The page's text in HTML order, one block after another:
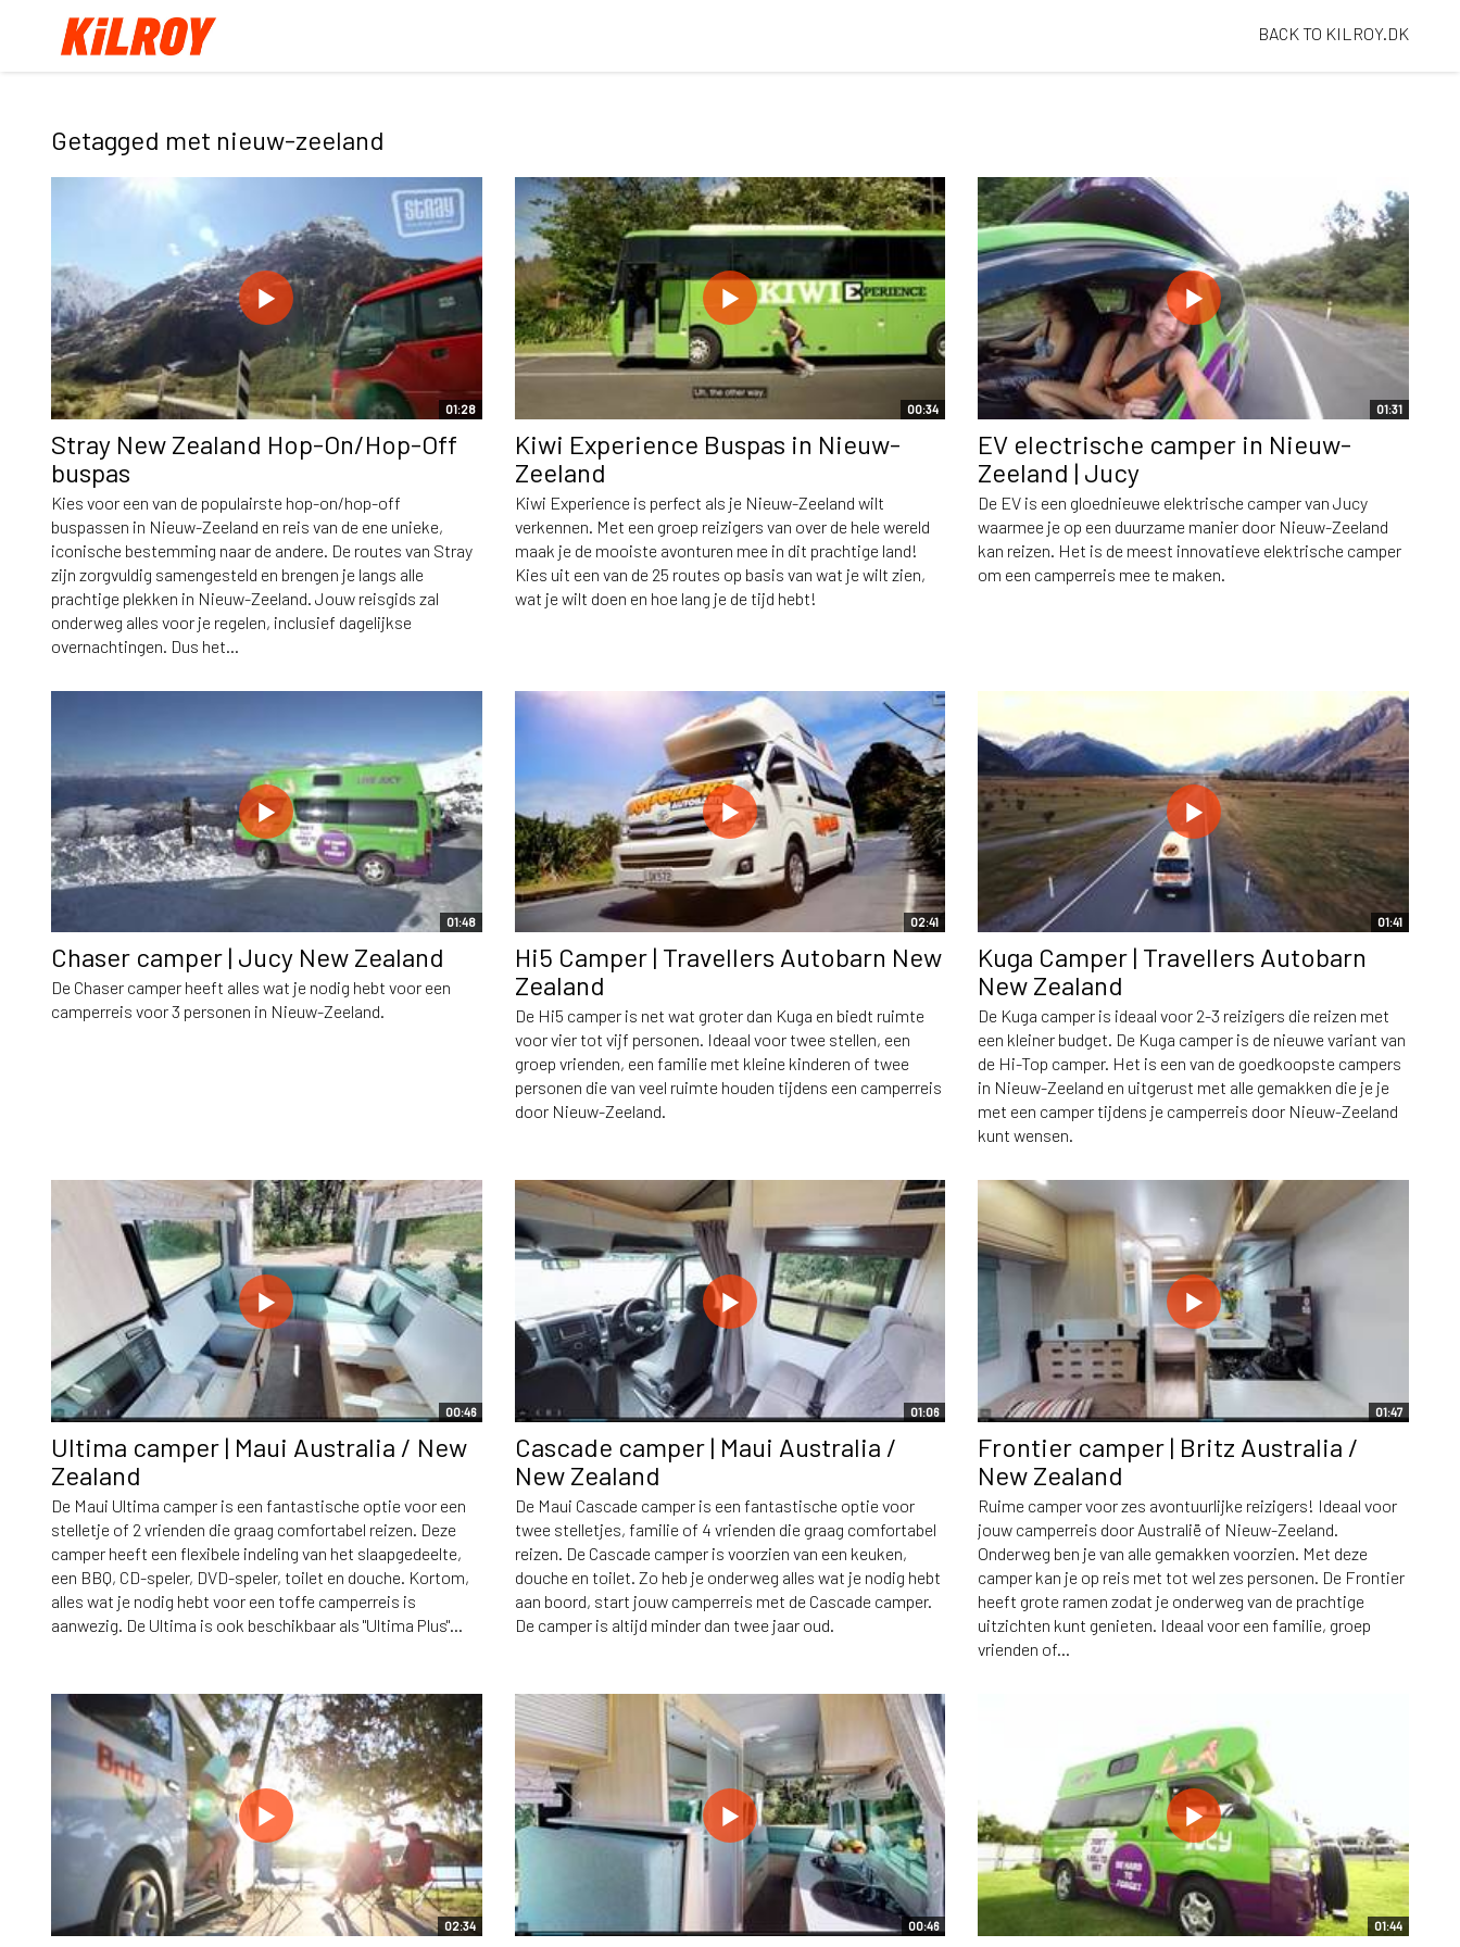
BACK TO KILROY.DK
Getagged met nieuw-zeeland
01:28
Stray New Zealand Hop-On/Hop-Off
buspas
Kies voor een van de populairste hop-on/hop-off
buspassen in Nieuw-Zeeland en reis van de ene unieke,
iconische bestemming naar de andere. De routes van Stray
zijn zorgvuldig samengesteld en brengen je langs alle
prachtige plekken in Nieuw-Zeeland. Jouw reisgids zal
onderweg alles voor je regelen, inclusief dagelijkse
overnachtingen. Dus het...
00:34
Kiwi Experience Buspas in Nieuw-
Zeeland
Kiwi Experience is perfect als je Nieuw-Zeeland wilt
verkennen. Met een groep reizigers van over de hele wereld
maak je de mooiste avonturen mee in dit prachtige land!
Kies uit een van de 25 routes op basis van wat je wilt zien,
wat je wilt doen en hoe lang je de tijd hebt!
01:31
EV electrische camper in Nieuw-
Zeeland | Jucy
De EV is een gloednieuwe elektrische camper van Jucy
waarmee je op een duurzame manier door Nieuw-Zeeland
kan reizen. Het is de meest innovatieve elektrische camper
om een camperreis mee te maken.
01:48
Chaser camper | Jucy New Zealand
De Chaser camper heeft alles wat je nodig hebt voor een
camperreis voor 3 personen in Nieuw-Zeeland.
02:41
Hi5 Camper | Travellers Autobarn New
Zealand
De Hi5 camper is net wat groter dan Kuga en biedt ruimte
voor vier tot vijf personen. Ideaal voor twee stellen, een
groep vrienden, een familie met kleine kinderen of twee
personen die van veel ruimte houden tijdens een camperreis
door Nieuw-Zeeland.
01:41
Kuga Camper | Travellers Autobarn
New Zealand
De Kuga camper is ideaal voor 2-3 reizigers die reizen met
een kleiner budget. De Kuga camper is de nieuwe variant van
de Hi-Top camper. Het is een van de goedkoopste campers
in Nieuw-Zeeland en uitgerust met alle gemakken die je je
met een camper tijdens je camperreis door Nieuw-Zeeland
kunt wensen.
00:46
Ultima camper | Maui Australia / New
Zealand
De Maui Ultima camper is een fantastische optie voor een
stelletje of 2 vrienden die graag comfortabel reizen. Deze
camper heeft een flexibele indeling van het slaapgedeelte,
een BBQ, CD-speler, DVD-speler, toilet en douche. Kortom,
alles wat je nodig hebt voor een toffe camperreis is
aanwezig. De Ultima is ook beschikbaar als "Ultima Plus"...
01:06
Cascade camper | Maui Australia /
New Zealand
De Maui Cascade camper is een fantastische optie voor
twee stelletjes, familie of 4 vrienden die graag comfortabel
reizen. De Cascade camper is voorzien van een keuken,
douche en toilet. Zo heb je onderweg alles wat je nodig hebt
aan boord, start jouw camperreis met de Cascade camper.
De camper is altijd minder dan twee jaar oud.
01:47
Frontier camper | Britz Australia /
New Zealand
Ruime camper voor zes avontuurlijke reizigers! Ideaal voor
jouw camperreis door Australië of Nieuw-Zeeland.
Onderweg ben je van alle gemakken voorzien. Met deze
camper kan je op reis met tot wel zes personen. De Frontier
heeft grote ramen zodat je onderweg van de prachtige
uitzichten kunt genieten. Ideaal voor een familie, groep
vrienden of...
02:34 00:46 01:44